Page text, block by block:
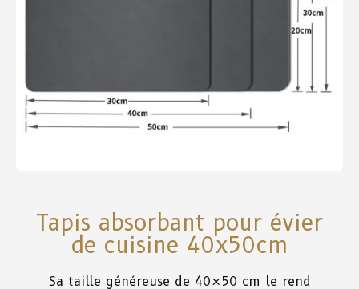
Tapis absorbant pour évier
de cuisine 40x50cm
Sa taille généreuse de 40×50 cm le rend